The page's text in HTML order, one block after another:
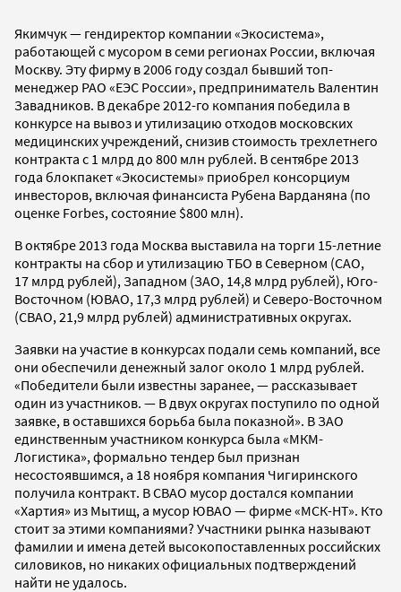
Якимчук — гендиректор компании «Экосистема»,
работающей с мусором в семи регионах России, включая
Москву. Эту фирму в 2006 году создал бывший топ-
менеджер РАО «ЕЭС России», предприниматель Валентин
Завадников. В декабре 2012-го компания победила в
конкурсе на вывоз и утилизацию отходов московских
медицинских учреждений, снизив стоимость трехлетнего
контракта с 1 млрд до 800 млн рублей. В сентябре 2013
года блокпакет «Экосистемы» приобрел консорциум
инвесторов, включая финансиста Рубена Варданяна (по
оценке Forbes, состояние $800 млн).
В октябре 2013 года Москва выставила на торги 15-летние
контракты на сбор и утилизацию ТБО в Северном (САО,
17 млрд рублей), Западном (ЗАО, 14,8 млрд рублей), Юго-
Восточном (ЮВАО, 17,3 млрд рублей) и Северо-Восточном
(СВАО, 21,9 млрд рублей) административных округах.
Заявки на участие в конкурсах подали семь компаний, все
они обеспечили денежный залог около 1 млрд рублей.
«Победители были известны заранее, — рассказывает
один из участников. — В двух округах поступило по одной
заявке, в оставшихся борьба была показной». В ЗАО
единственным участником конкурса была «МКМ-
Логистика», формально тендер был признан
несостоявшимся, а 18 ноября компания Чигиринского
получила контракт. В СВАО мусор достался компании
«Хартия» из Мытищ, а мусор ЮВАО — фирме «МСК-НТ». Кто
стоит за этими компаниями? Участники рынка называют
фамилии и имена детей высокопоставленных российских
силовиков, но никаких официальных подтверждений
найти не удалось.